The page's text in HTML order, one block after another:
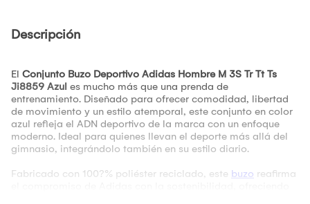
Descripción
El Conjunto Buzo Deportivo Adidas Hombre M 3S Tr Tt Ts
Ji8859 Azul es mucho más que una prenda de
entrenamiento. Diseñado para ofrecer comodidad, libertad
de movimiento y un estilo atemporal, este conjunto en color
azul refleja el ADN deportivo de la marca con un enfoque
moderno. Ideal para quienes llevan el deporte más allá del
gimnasio, integrándolo también en su estilo diario.
Fabricado con 100?% poliéster reciclado, este buzo reafirma